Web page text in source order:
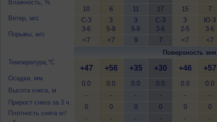
Влажность, %
Ветер, м/с
Порывы, м/с
Температура,°C
Осадки, мм
Высота снега, м
Прирост снега за 3 ч.
Плотность снега кг/
10
С-З
3-6
<7
6
З
5-9
<7
11
З
5-9
9
17
С-З
3-6
7
15
З
2-5
<7
7
Ю-З
3-6
<7
Поверхность
+47
0.0
-
0
-
+56
0.0
-
0
-
+35
0.0
-
0
-
+30
0.0
-
0
-
+46
0.0
-
0
-
+57
0.0
-
0
-